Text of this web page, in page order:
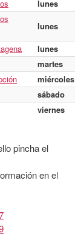
lunes
lunes
lunes
martes
miércoles
sábado
viernes
pincha el
en el